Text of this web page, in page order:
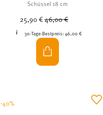
Schüssel 18 cm
25,90 € Price reduced from
46,00 €to
30-Tage-Bestpreis: 46,00 €
-40%